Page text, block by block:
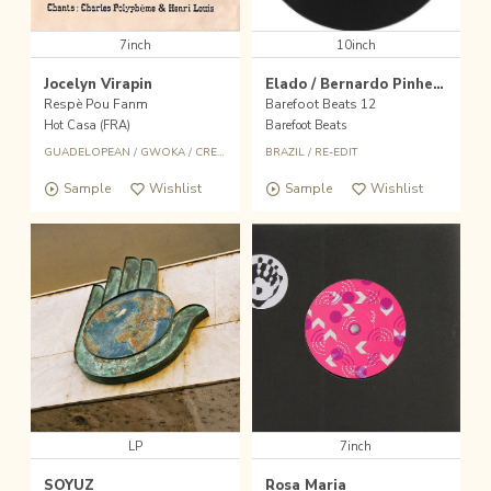
7inch
Jocelyn Virapin
Respè Pou Fanm
Hot Casa (FRA)
GUADELOPEAN / GWOKA/ CREOLE SOUL /LATIN JAZZ
Sample Wishlist
10inch
Elado / Bernardo Pinheiro
Barefoot Beats 12
Barefoot Beats
BRAZIL/ RE-EDIT
Sample Wishlist
LP
SOYUZ
7inch
Rosa Maria